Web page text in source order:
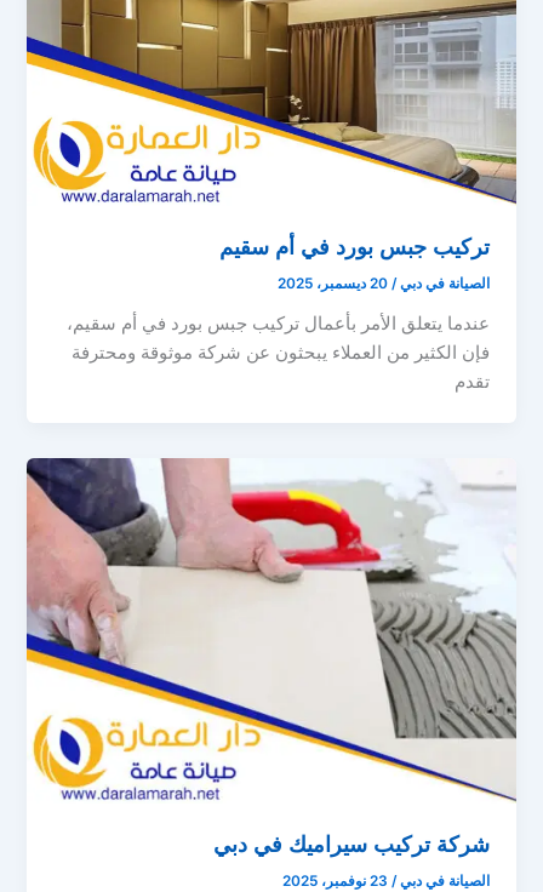
تركيب جبس بورد في أم سقيم
الصيانة في دبي/20 ديسمبر، 2025
عندما يتعلق الأمر بأعمال تركيب جبس بورد في أم سقيم،
فإن الكثير من العملاء يبحثون عن شركة موثوقة ومحترفة
تقدم
شركة تركيب سيراميك في دبي
الصيانة في دبي/ 23 نوفمبر، 2025